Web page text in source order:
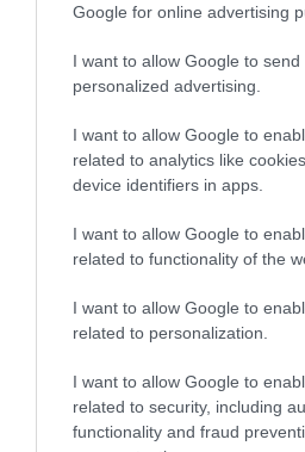
Google for online advertising
I want to allow Google to send
personalized advertising.
I want to allow Google to
related to analytics like
device identifiers in apps.
I want to allow Google to
related to functionality of the
I want to allow Google to
related to personalization.
I want to allow Google to
related to security, including
functionality and fraud
2026.
EGY EGRI
2026.
ÚJ
KÓRHÁZBAN: